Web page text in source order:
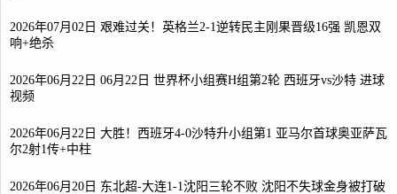
2026年07月02日 艰难过关！英格兰2-1逆转民主刚果晋级16强 凯恩双
响+绝杀
2026年06月22日 06月22日 世界杯小组赛H组第2轮 西班牙vs沙特 进球
视频
2026年06月22日 大胜！西班牙4-0沙特升小组第1 亚马尔首球奥亚萨瓦
尔2射1传+中柱
2026年06月20日 东北超-大连1-1沈阳三轮不败 沈阳不失球金身被打破